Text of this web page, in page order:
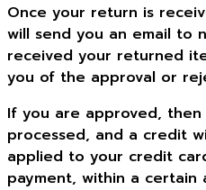
Once your return is
will send you an email to
received your returned
you of the approval or
If you are approved,
processed, and a credit
applied to your credit
payment, within a certain